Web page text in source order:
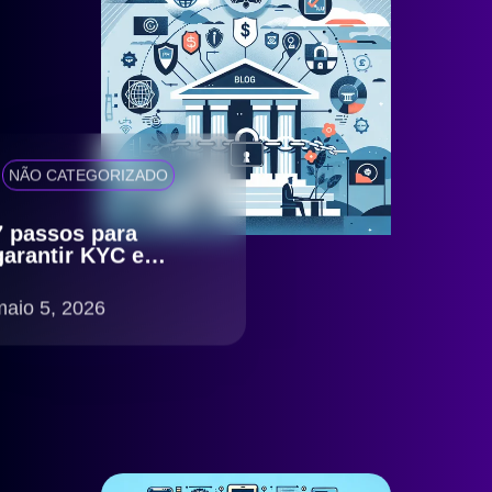
NÃO CATEGORIZADO
passos para
KYC e
compliance
no Brasil
5, 2026